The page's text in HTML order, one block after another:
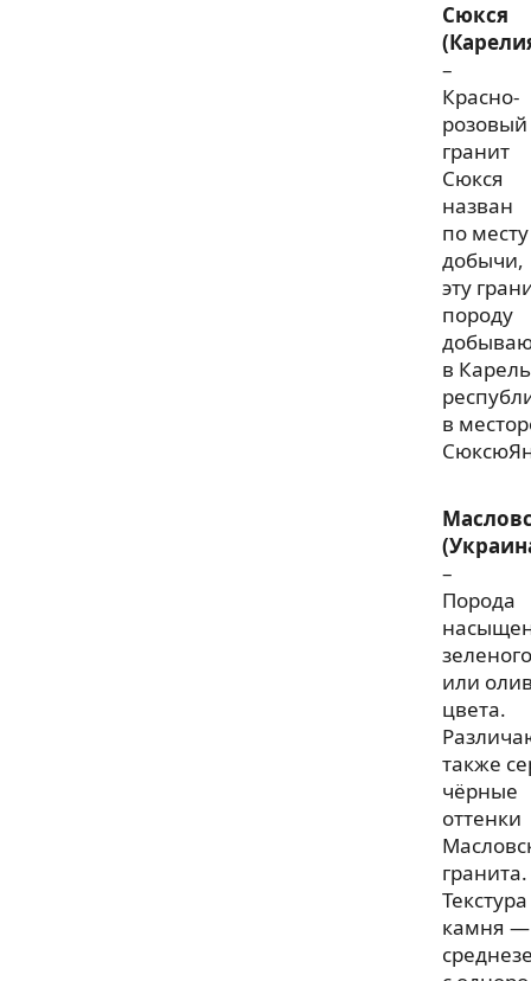
Сюкся
–
Красно-
розовый
гранит
Сюкся
назван
по месту
добычи,
эту
породу
в
в
–
Порода
зеленого
или
цвета.
также
чёрные
оттенки
гранита.
Текстура
камня —